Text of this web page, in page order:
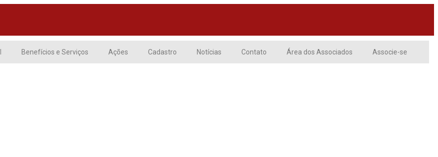
Benefícios e Serviços Ações Cadastro Notícias Contato Área dos Associados Associe-se